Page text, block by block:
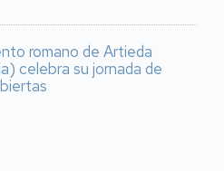
romano de Artieda
celebra su jornada de